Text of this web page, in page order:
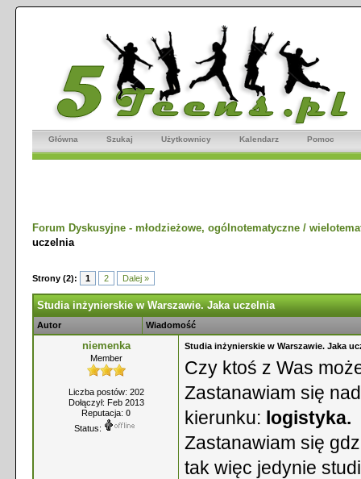
Główna Szukaj Użytkownicy Kalendarz Pomoc
Forum Dyskusyjne - młodzieżowe, ogólnotematyczne /
uczelnia
Strony (2): 1 2 Dalej »
Studia inżynierskie w Warszawie. Jaka uczelnia
Autor Wiadomość
niemenka
Member
Liczba postów: 202
Dołączył: Feb 2013
Reputacja: 0
Status:
Studia inżynierskie w Warszawie. Jaka
Czy ktoś z Was
Zastanawiam się
kierunku: logistyka.
Zastanawiam się
tak więc jedynie